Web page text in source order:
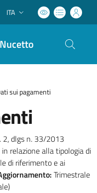
Lingua attiva:
ITA
sui pagamenti
2, dlgs n. 33/2013
relazione alla tipologia di
di riferimento e ai
Trimestrale